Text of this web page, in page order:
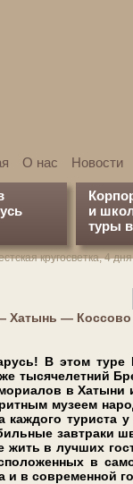
О нас Новости
и
туры
кругосветка, 4 дня
Хатынь —
В этом
тысячелетний
в Ха­ты­ни
му­зе­ем
каж­до­го ту­ри­ста
завтраки
жить в луч­ших
в
и в современной